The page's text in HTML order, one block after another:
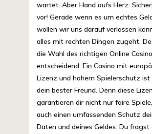
wartet. Aber Hand aufs Herz:
vor! Gerade wenn es um echtes
wollen wir uns darauf verlassen
alles mit rechten Dingen zugeht.
die Wahl des richtigen Online
entscheidend. Ein Casino mit
Lizenz und hohem Spielerschutz ist
dein bester Freund. Denn diese
garantieren dir nicht nur faire
auch einen umfassenden Schutz
Daten und deines Geldes. Du fragst